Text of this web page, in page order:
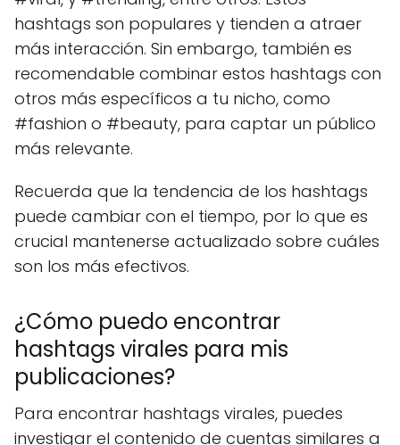
hashtags son populares y tienden a atraer
más interacción. Sin embargo, también es
recomendable combinar estos hashtags con
otros más específicos a tu nicho, como
#fashion o #beauty, para captar un público
más relevante.
Recuerda que la tendencia de los hashtags
puede cambiar con el tiempo, por lo que es
crucial mantenerse actualizado sobre cuáles
son los más efectivos.
¿Cómo puedo encontrar
hashtags virales para mis
publicaciones?
Para encontrar hashtags virales, puedes
investigar el contenido de cuentas similares a